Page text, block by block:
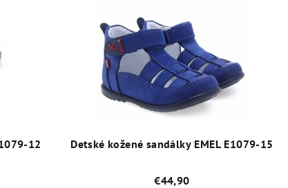
12 Detské kožené sandálky EMEL E1079-15
€44,90